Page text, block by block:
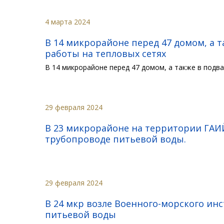
4 марта 2024
В 14 микрорайоне перед 47 домом, а
работы на тепловых сетях
В 14 микрорайоне перед 47 домом, а также в
29 февраля 2024
В 23 микрорайоне на территории
трубопроводе питьевой воды.
29 февраля 2024
В 24 мкр возле Военного-морского
питьевой воды